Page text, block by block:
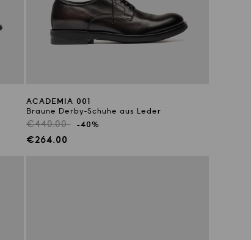
ACADEMIA 001
Braune Derby-Schuhe aus Leder
Regulärer
Preis
€440.00 -40%
Verkaufspreis
€264.00